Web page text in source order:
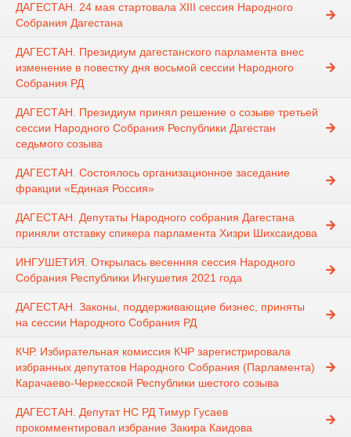
ДАГЕСТАН. 24 мая стартовала XIII сессия Народного
Собрания Дагестана
ДАГЕСТАН. Президиум дагестанского парламента внес
изменение в повестку дня восьмой сессии Народного
Собрания РД
ДАГЕСТАН. Президиум принял решение о созыве третьей
сессии Народного Собрания Республики Дагестан
седьмого созыва
ДАГЕСТАН. Состоялось организационное заседание
фракции «Единая Россия»
ДАГЕСТАН. Депутаты Народного собрания Дагестана
приняли отставку спикера парламента Хизри Шихсаидова
ИНГУШЕТИЯ. Открылась весенняя сессия Народного
Собрания Республики Ингушетия 2021 года
ДАГЕСТАН. Законы, поддерживающие бизнес, приняты
на сессии Народного Собрания РД
КЧР. Избирательная комиссия КЧР зарегистрировала
избранных депутатов Народного Собрания (Парламента)
Карачаево-Черкесской Республики шестого созыва
ДАГЕСТАН. Депутат НС РД Тимур Гусаев
прокомментировал избрание Закира Каидова